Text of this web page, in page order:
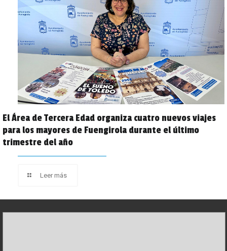
El Área de Tercera Edad organiza cuatro nuevos viajes
para los mayores de Fuengirola durante el último
trimestre del año
Leer más